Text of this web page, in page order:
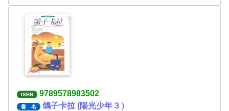
ISBN 9789578983502
書 名 鴿子卡拉 (陽光少年３）